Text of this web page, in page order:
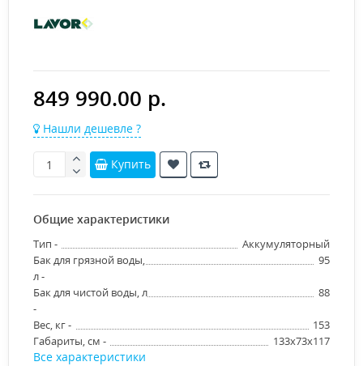
849 990.00 р.
Нашли дешевле ?
Купить
Общие характеристики
Тип -
Аккумуляторный
Бак для грязной воды,
л -
95
Бак для чистой воды, л
-
88
Вес, кг -
153
Габариты, см -
133x73x117
Все характеристики